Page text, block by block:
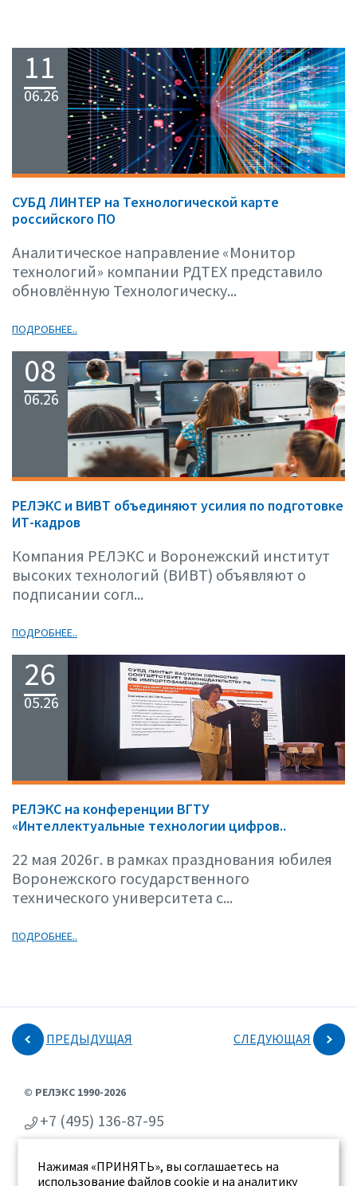
11
06.26
СУБД ЛИНТЕР на Технологической карте
российского ПО
Аналитическое направление «Монитор
технологий» компании РДТЕХ представило
обновлённую Технологическу...
ПОДРОБНЕЕ..
08
06.26
РЕЛЭКС и ВИВТ объединяют усилия по подготовке
ИТ-кадров
Компания РЕЛЭКС и Воронежский институт
высоких технологий (ВИВТ) объявляют о
подписании согл...
ПОДРОБНЕЕ..
26
05.26
РЕЛЭКС на конференции ВГТУ
«Интеллектуальные технологии цифров..
22 мая 2026г. в рамках празднования юбилея
Воронежского государственного
технического университета с...
ПОДРОБНЕЕ..
ПРЕДЫДУЩАЯ СЛЕДУЮЩАЯ
Нажимая «ПРИНЯТЬ», вы соглашаетесь на
использование файлов cookie и на аналитику
© РЕЛЭКС 1990-2026
+7 (495) 136-87-95
г. Воронеж, ул. Бахметьева 2Б